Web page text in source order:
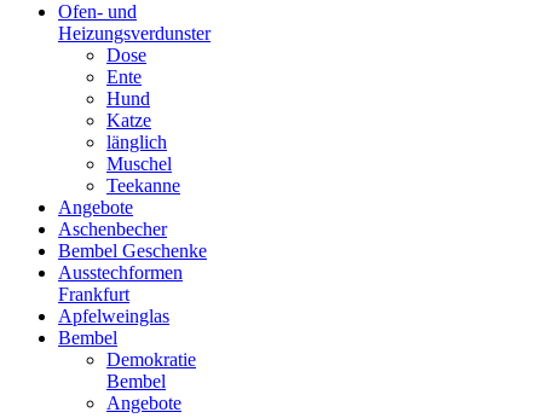
Ofen- und
Heizungsverdunster
Dose
Ente
Hund
Katze
länglich
Muschel
Teekanne
Angebote
Aschenbecher
Bembel Geschenke
Ausstechformen
Frankfurt
Apfelweinglas
Bembel
Demokratie
Bembel
Angebote